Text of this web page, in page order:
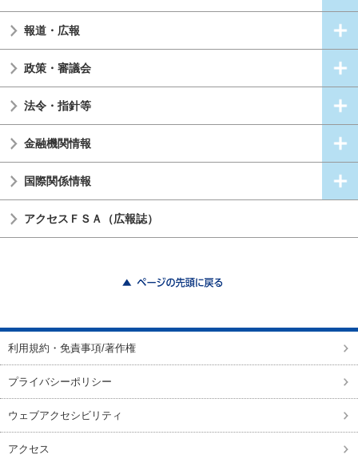
報道・広報
政策・審議会
法令・指針等
金融機関情報
国際関係情報
アクセスＦＳＡ（広報誌）
利用規約・免責事項/著作権
プライバシーポリシー
ウェブアクセシビリティ
アクセス